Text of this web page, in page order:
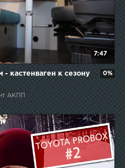
7:47
кастенваген к сезону
АКПП
0%